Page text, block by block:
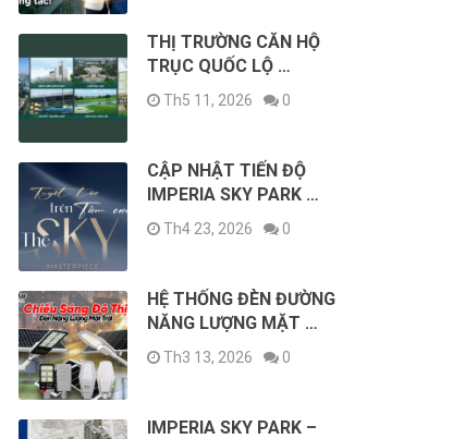
THỊ TRƯỜNG CĂN HỘ
TRỤC QUỐC LỘ …
Th5 11, 2026 0
CẬP NHẬT TIẾN ĐỘ
IMPERIA SKY PARK …
Th4 23, 2026 0
HỆ THỐNG ĐÈN ĐƯỜNG
NĂNG LƯỢNG MẶT …
Th3 13, 2026 0
IMPERIA SKY PARK –